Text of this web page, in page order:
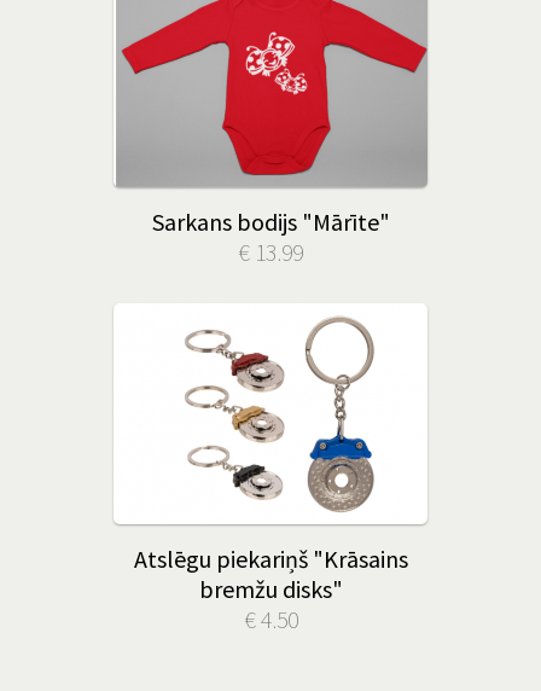
Sarkans bodijs "Mārīte"
€ 13.99
Atslēgu piekariņš "Krāsains
bremžu disks"
€ 4.50